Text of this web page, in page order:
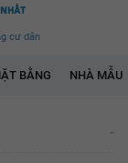
cư dân
BẰNG NHÀ MẪU
-